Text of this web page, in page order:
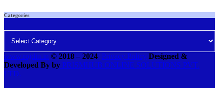
Categories
www.rojdin.in © 2018 – 2024| Privacy Policy Designed &
Developed By by PRISMHUB ONLINE SOLUTIONS PVT.
LTD.